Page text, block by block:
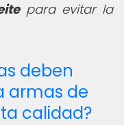
para evitar la
deben
armas de
calidad?